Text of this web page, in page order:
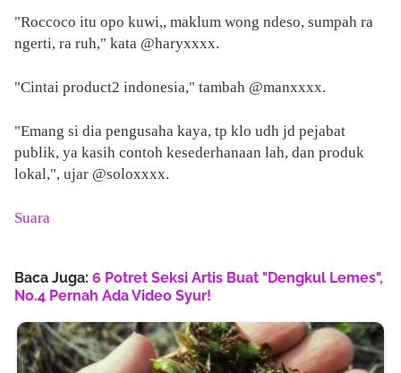
"Roccoco itu opo kuwi,, maklum wong ndeso, sumpah ra
ngerti, ra ruh," kata @haryxxxx.
"Cintai product2 indonesia," tambah @manxxxx.
"Emang si dia pengusaha kaya, tp klo udh jd pejabat
publik, ya kasih contoh kesederhanaan lah, dan produk
lokal,", ujar @soloxxxx.
Suara
Baca Juga: 6 Potret Seksi Artis Buat "Dengkul Lemes",
No.4 Pernah Ada Video Syur!